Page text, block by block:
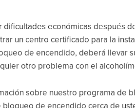
económicas después
un centro certificado para la
de encendido, deberá llevar
otro problema con el
sobre nuestro programa
de encendido cerca de